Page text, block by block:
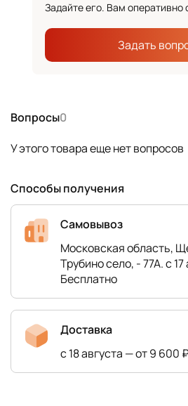
Вопросы0
У этого товара еще нет вопросов
Способы получения
Самовывоз
Московская область,
Трубино село, - 77А. с
Бесплатно
Доставка
с 18 августа — от 9 600
Задайте его. Вам оперативно
Задать